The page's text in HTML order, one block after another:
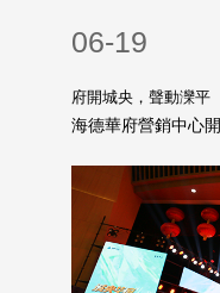
06-19
府開城央，聲動灤平
海德華府營銷中心